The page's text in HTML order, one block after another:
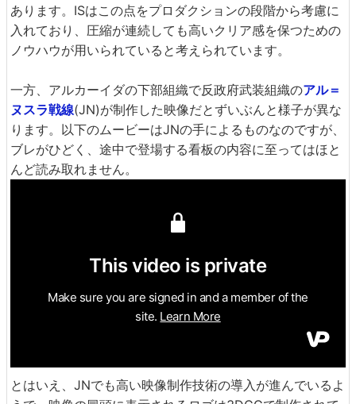
あります。ISはこの点をプロダクションの段階から考慮に
入れており、圧縮が連続しても高いクリア感を保つための
ノウハウが用いられていると考えられています。
一方、アルカーイダの下部組織で反政府武装組織のアル＝
ヌスラ戦線(JN)が制作した映像だとずいぶんと様子が異な
ります。以下のムービーはJNの手によるものなのですが、
ブレがひどく、途中で登場する看板の内容に至ってはほと
んど読み取れません。
とはいえ、JNでも高い映像制作技術の導入が進んでいるよ